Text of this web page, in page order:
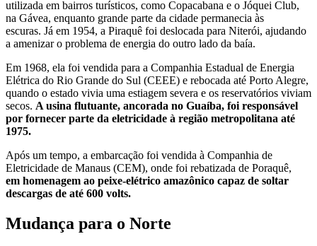
utilizada em bairros turísticos, como Copacabana e o Jóquei Club,
na Gávea, enquanto grande parte da cidade permanecia às
escuras. Já em 1954, a Piraquê foi deslocada para Niterói, ajudando
a amenizar o problema de energia do outro lado da baía.
Em 1968, ela foi vendida para a Companhia Estadual de Energia
Elétrica do Rio Grande do Sul (CEEE) e rebocada até Porto Alegre,
quando o estado vivia uma estiagem severa e os reservatórios viviam
secos. A usina flutuante, ancorada no Guaíba, foi responsável
por fornecer parte da eletricidade à região metropolitana até
1975.
Após um tempo, a embarcação foi vendida à Companhia de
Eletricidade de Manaus (CEM), onde foi rebatizada de Poraquê,
em homenagem ao peixe-elétrico amazônico capaz de soltar
descargas de até 600 volts.
Mudança para o Norte